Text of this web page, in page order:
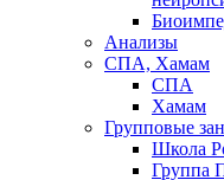
Анализы
СПА, Хамам
СПА
Хамам
Групповые
Школа